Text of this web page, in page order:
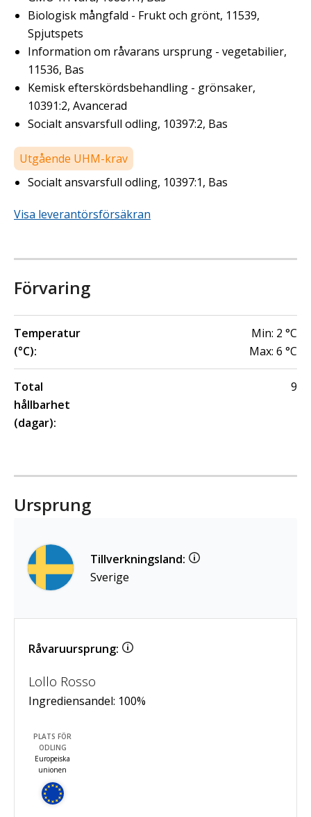
Biologisk mångfald - Frukt och grönt, 11539,
Spjutspets
Information om råvarans ursprung - vegetabilier,
11536, Bas
Kemisk efterskördsbehandling - grönsaker,
10391:2, Avancerad
Socialt ansvarsfull odling, 10397:2, Bas
Utgående UHM-krav
Socialt ansvarsfull odling, 10397:1, Bas
Visa leverantörsförsäkran
Förvaring
Temperatur
(°C):
Min: 2 °C
Max: 6 °C
Total
hållbarhet
(dagar):
9
Ursprung
Tillverkningsland:
Sverige
Råvaruursprung:
Lollo Rosso
Ingrediensandel: 100%
PLATS FÖR
ODLING
Europeiska
unionen